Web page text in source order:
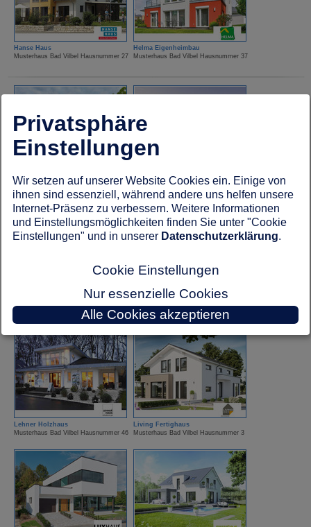
Hanse Haus
Musterhaus Bad Vilbel Hausnummer 27
Helma Eigenheimbau
Musterhaus Bad Vilbel Hausnummer 37
HUF Haus
Musterhaus Bad Vilbel Hausnummer 18
Kampa Haus
Musterhaus Bad Vilbel Hausnummer 19
Lechner Massivhaus
Lehner Holzhaus
Musterhaus Bad Vilbel Hausnummer 46
Living Fertighaus
Musterhaus Bad Vilbel Hausnummer 3
Privatsphäre
Einstellungen
Wir setzen auf unserer Website Cookies ein. Einige von
ihnen sind essenziell, während andere uns helfen unsere
Internet-Präsenz zu verbessern. Weitere Informationen
und Einstellungsmöglichkeiten finden Sie unter "Cookie
Einstellungen" und in unserer Datenschutzerklärung.
Cookie Einstellungen
Nur essenzielle Cookies
Alle Cookies akzeptieren